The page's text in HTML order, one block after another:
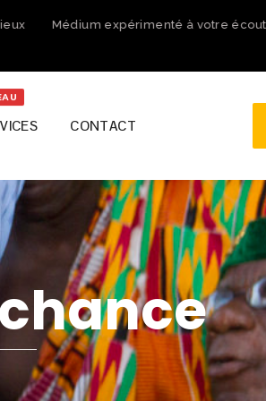
Médium expérimenté à votre écoute
CONTACT